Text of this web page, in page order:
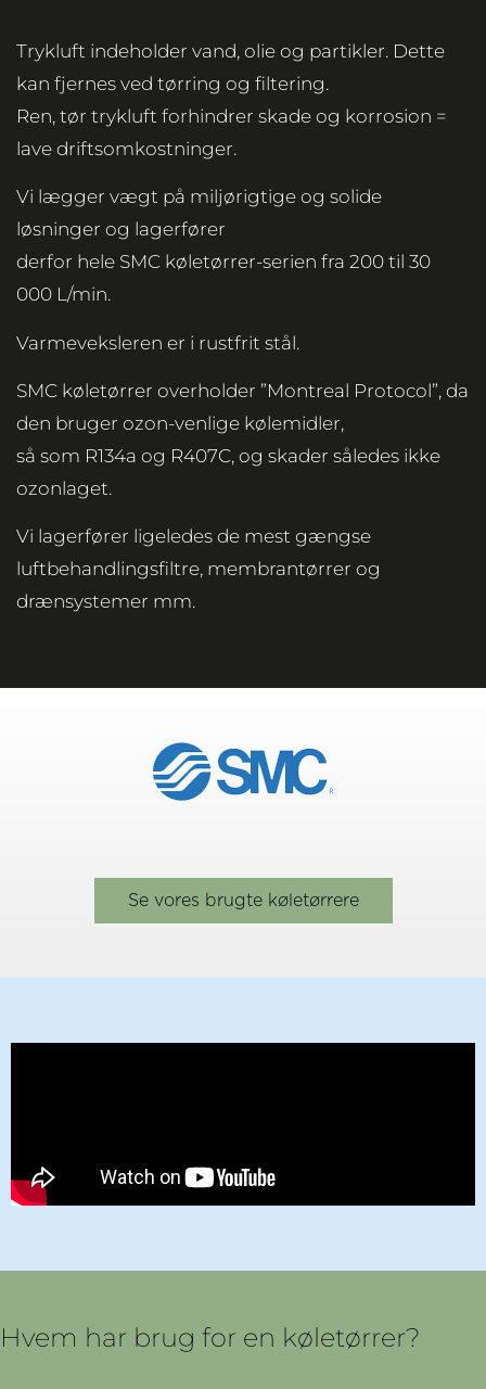
Trykluft indeholder vand, olie og partikler. Dette
kan fjernes ved tørring og filtering.
Ren, tør trykluft forhindrer skade og korrosion =
lave driftsomkostninger.
Vi lægger vægt på miljørigtige og solide
løsninger og lagerfører
derfor hele SMC køletørrer-serien fra 200 til 30
000 L/min.
Varmeveksleren er i rustfrit stål.
SMC køletørrer overholder ”Montreal Protocol”, da
den bruger ozon-venlige kølemidler,
så som R134a og R407C, og skader således ikke
ozonlaget.
Vi lagerfører ligeledes de mest gængse
luftbehandlingsfiltre, membrantørrer og
drænsystemer mm.
Se vores brugte køletørrere
Hvem har brug for en køletørrer?